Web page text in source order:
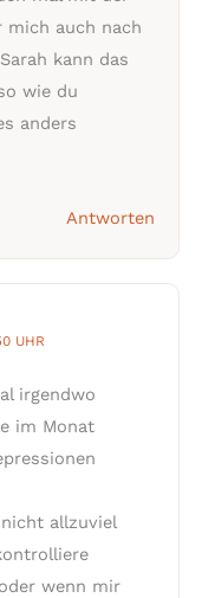
mich auch nach
kann das
wie du
anders
Antworten
UHR
irgendwo
im Monat
allzuviel
wenn mir